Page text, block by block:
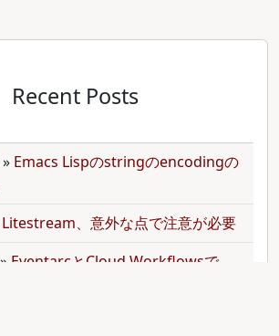
Recent Posts
» Emacs Lispのstringのencodingの
Litestream、意外な点で注意が必要
» EventarcとCloud Workflowsで